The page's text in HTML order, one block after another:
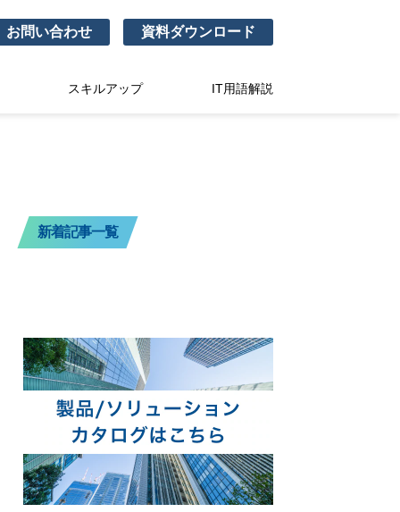
お問い合わせ 資料ダウンロード
スキルアップ IT用語解説
新着記事一覧